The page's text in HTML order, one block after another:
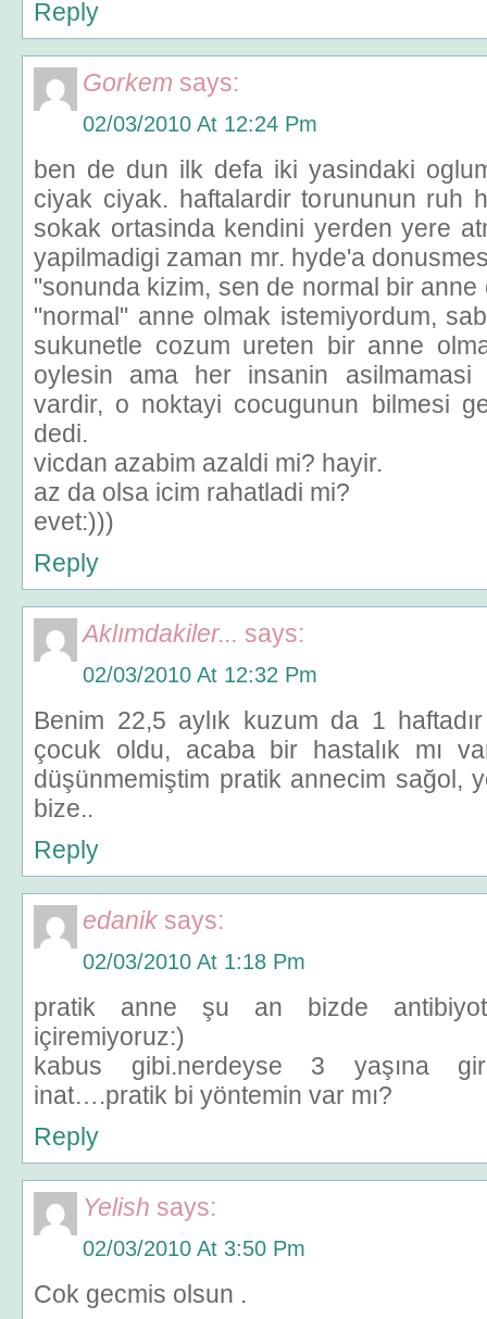
Reply
Gorkem says:
02/03/2010 At 12:24 Pm
ben de dun ilk defa iki yasindaki
ciyak ciyak. haftalardir torununun ruh
sokak ortasinda kendini yerden yere
yapilmadigi zaman mr. hyde'a
"sonunda kizim, sen de normal bir
"normal" anne olmak istemiyordum,
sukunetle cozum ureten bir anne
oylesin ama her insanin
vardir, o noktayi cocugunun bilmesi
dedi.
vicdan azabim azaldi mi? hayir.
az da olsa icim rahatladi mi?
evet:)))
Reply
Aklımdakiler... says:
02/03/2010 At 12:32 Pm
Benim 22,5 aylık kuzum da 1
çocuk oldu, acaba bir hastalık mı
düşünmemiştim pratik annecim sağol,
bize..
Reply
edanik says:
02/03/2010 At 1:18 Pm
pratik anne şu an bizde
içiremiyoruz:)
kabus gibi.nerdeyse 3 yaşına
inat….pratik bi yöntemin var mı?
Reply
Yelish says:
02/03/2010 At 3:50 Pm
Cok gecmis olsun .